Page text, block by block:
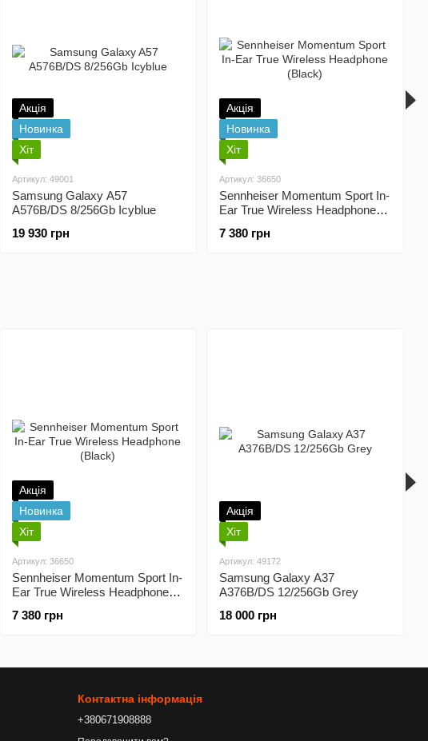
Акція
Новинка
Хіт
Артикул: 49001
Samsung Galaxy A57
A576B/DS 8/256Gb Icyblue
19 930 грн
Акція
Новинка
Хіт
Артикул: 36650
Sennheiser Momentum Sport In-
Ear True Wireless Headphone
7 380 грн
Акція
Новинка
Хіт
Артикул: 36650
Sennheiser Momentum Sport In-
Ear True Wireless Headphone
7 380 грн
Акція
Хіт
Артикул: 49172
Samsung Galaxy A37
A376B/DS 12/256Gb Grey
18 000 грн
Контактна інформація
+380671908888